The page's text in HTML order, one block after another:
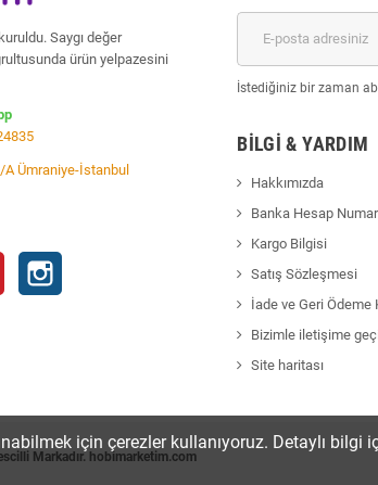
Saygı değer
ürün yelpazesini
Ümraniye-İstanbul
Pinterest
İstediğiniz bir zaman
BILGI & YARDIM
Hakkımızda
Banka Hesap
Kargo Bilgisi
Satış Sözleşmesi
İade ve Geri Ödeme
Bizimle iletişime
Site haritası
Markadır. hobimarketim.com
için çerezler kullanıyoruz. Detaylı bilgi